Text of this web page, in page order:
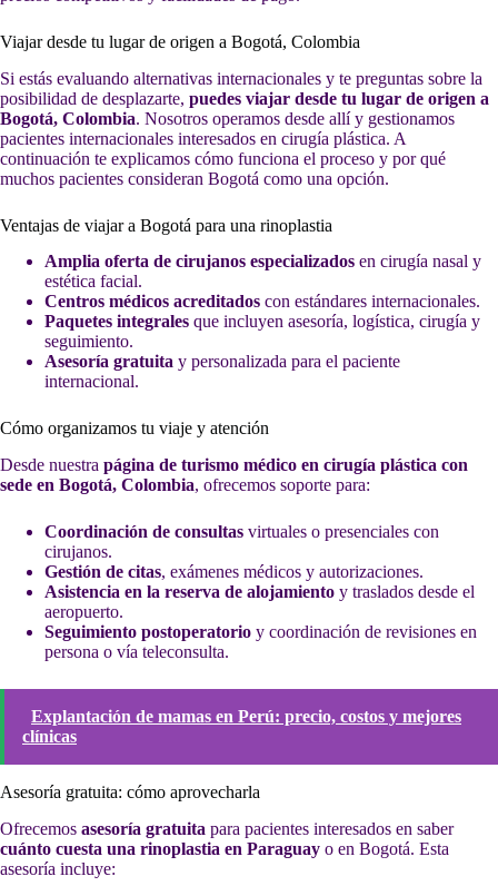
Viajar desde tu lugar de origen a Bogotá, Colombia
Si estás evaluando alternativas internacionales y te preguntas sobre la
posibilidad de desplazarte, puedes viajar desde tu lugar de origen a
Bogotá, Colombia. Nosotros operamos desde allí y gestionamos
pacientes internacionales interesados en cirugía plástica. A
continuación te explicamos cómo funciona el proceso y por qué
muchos pacientes consideran Bogotá como una opción.
Ventajas de viajar a Bogotá para una rinoplastia
Amplia oferta de cirujanos especializados en cirugía nasal y
estética facial.
Centros médicos acreditados con estándares internacionales.
Paquetes integrales que incluyen asesoría, logística, cirugía y
seguimiento.
Asesoría gratuita y personalizada para el paciente
internacional.
Cómo organizamos tu viaje y atención
Desde nuestra página de turismo médico en cirugía plástica con
sede en Bogotá, Colombia, ofrecemos soporte para:
Coordinación de consultas virtuales o presenciales con
cirujanos.
Gestión de citas, exámenes médicos y autorizaciones.
Asistencia en la reserva de alojamiento y traslados desde el
aeropuerto.
Seguimiento postoperatorio y coordinación de revisiones en
persona o vía teleconsulta.
Explantación de mamas en Perú: precio, costos y mejores
clínicas
Asesoría gratuita: cómo aprovecharla
Ofrecemos asesoría gratuita para pacientes interesados en saber
cuánto cuesta una rinoplastia en Paraguay o en Bogotá. Esta
asesoría incluye: